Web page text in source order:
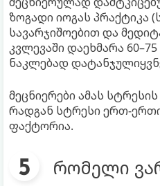
ზოგადი იოგას პრაქტიკა
სავარჯიშოებით და
კვლევაში დაეხმარა
ნაკლებად
მეცნიერები ამას
რადგან სტრესი ერთ-
ფაქტორია.
რომელი